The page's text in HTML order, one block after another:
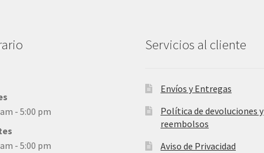
- 5:00 pm
- 5:00 pm
Servicios al cliente
Envíos y Entregas
Política de devoluciones y
reembolsos
Aviso de Privacidad